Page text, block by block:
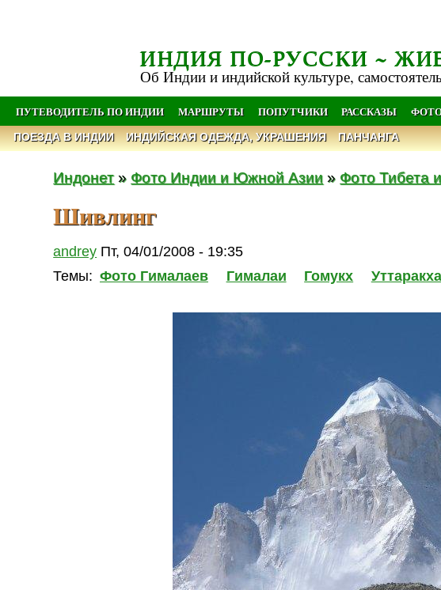
ИНДИЯ ПО-РУССКИ ~
Об Индии и индийской культуре,
ПУТЕВОДИТЕЛЬ ПО ИНДИИ МАРШРУТЫ ПОПУТЧИКИ РАССКАЗЫ
ПОЕЗДА В ИНДИИ ИНДИЙСКАЯ ОДЕЖДА, УКРАШЕНИЯ ПАНЧАНГА
Индонет» Фото Индии и Южной Азии » Фото Тибета
Шивлинг
andrey Пт, 04/01/2008 - 19:35
Темы: Фото Гималаев Гималаи Гомукх